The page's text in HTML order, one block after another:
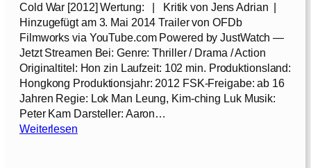
h
a
t
[
2
0
1
5
]
Cold War [2012] Wertung: | Kritik von Jens Adrian |
Hinzugefügt am 3. Mai 2014 Trailer von OFDb
Filmworks via YouTube.com Powered by JustWatch —
Jetzt Streamen Bei: Genre: Thriller / Drama / Action
Originaltitel: Hon zin Laufzeit: 102 min. Produktionsland:
Hongkong Produktionsjahr: 2012 FSK-Freigabe: ab 16
Jahren Regie: Lok Man Leung, Kim-ching Luk Musik:
Peter Kam Darsteller: Aaron…
Weiterlesen: